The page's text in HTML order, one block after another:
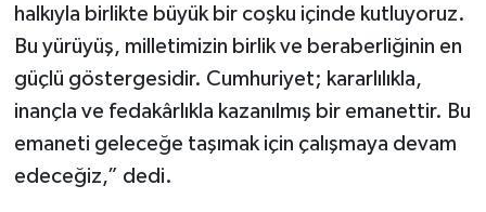
halkıyla birlikte büyük bir coşku içinde kutluyoruz.
Bu yürüyüş, milletimizin birlik ve beraberliğinin en
güçlü göstergesidir. Cumhuriyet; kararlılıkla,
inançla ve fedakârlıkla kazanılmış bir emanettir. Bu
emaneti geleceğe taşımak için çalışmaya devam
edeceğiz,” dedi.
HABERDE İNSAN